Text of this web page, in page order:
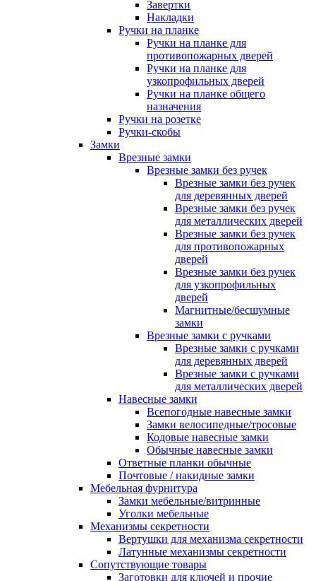
Завертки
Накладки
Ручки на планке
Ручки на планке для
противопожарных дверей
Ручки на планке для
узкопрофильных дверей
Ручки на планке общего
назначения
Ручки на розетке
Ручки-скобы
Замки
Врезные замки
Врезные замки без ручек
Врезные замки без ручек
для деревянных дверей
Врезные замки без ручек
для металлических дверей
Врезные замки без ручек
для противопожарных
дверей
Врезные замки без ручек
для узкопрофильных
дверей
Магнитные/бесшумные
замки
Врезные замки с ручками
Врезные замки с ручками
для деревянных дверей
Врезные замки с ручками
для металлических дверей
Навесные замки
Всепогодные навесные замки
Замки велосипедные/тросовые
Кодовые навесные замки
Обычные навесные замки
Ответные планки обычные
Почтовые / накидные замки
Мебельная фурнитура
Замки мебельные/витринные
Уголки мебельные
Механизмы секретности
Вертушки для механизма секретности
Латунные механизмы секретности
Сопутствующие товары
Заготовки для ключей и прочие